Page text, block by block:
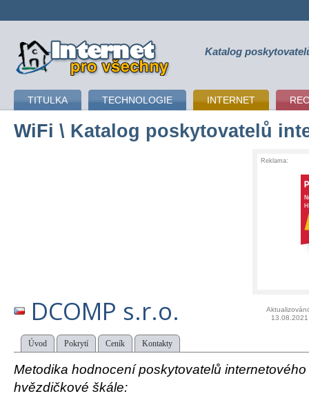
připojení k internetu Katalog
TITULKA TECHNOLOGIE INTERNET
WiFi \ Katalog poskytovatelů
Reklama:
DCOMP s.r.o.
13.08.2021
Úvod Pokrytí Ceník Kontakty
Metodika hodnocení poskytovatelů
hvězdičkové škále: